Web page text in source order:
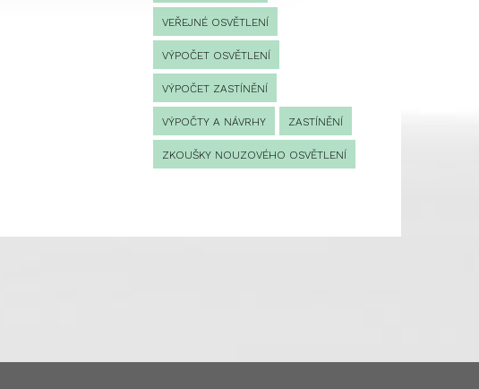
VEŘEJNÉ OSVĚTLENÍ
VÝPOČET OSVĚTLENÍ
VÝPOČET ZASTÍNĚNÍ
VÝPOČTY A NÁVRHY ZASTÍNĚNÍ
ZKOUŠKY NOUZOVÉHO OSVĚTLENÍ